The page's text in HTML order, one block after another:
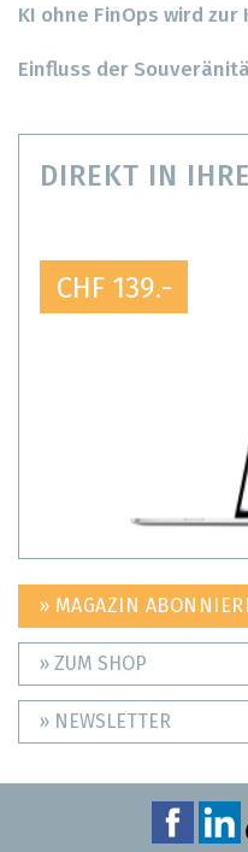
KI ohne FinOps wird
Einfluss der
DIREKT IN
CHF 139.-
» MAGAZIN
» ZUM SHOP
» NEWSLETTER